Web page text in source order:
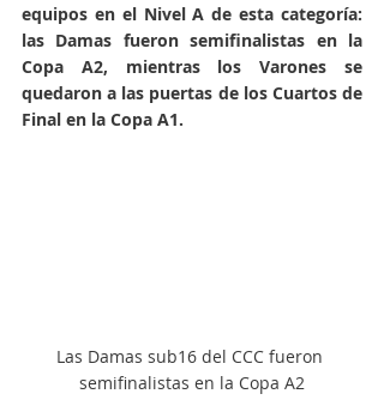
equipos en el Nivel A de esta categoría:
las Damas fueron semifinalistas en la
Copa A2, mientras los Varones se
quedaron a las puertas de los Cuartos de
Final en la Copa A1.
Las Damas sub16 del CCC fueron
semifinalistas en la Copa A2